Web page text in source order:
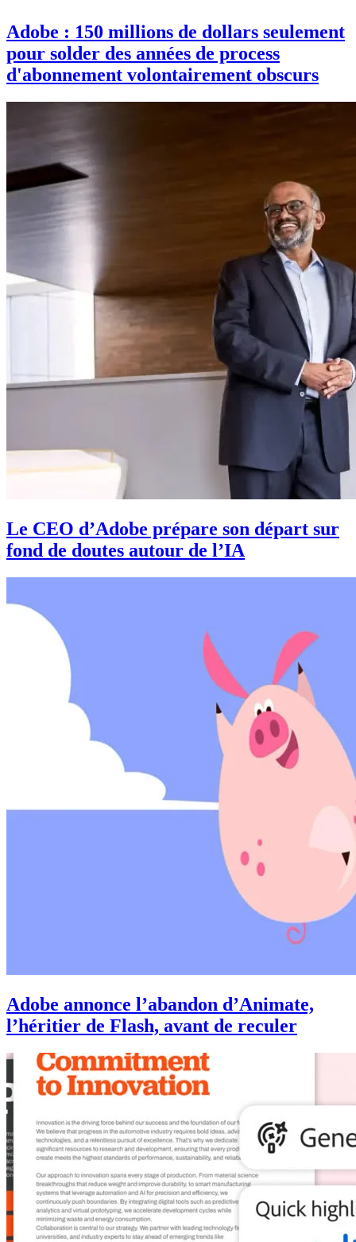
Adobe : 150 millions de dollars seulement
pour solder des années de process
d'abonnement volontairement obscurs
Le CEO d’Adobe prépare son départ sur
fond de doutes autour de l’IA
Adobe annonce l’abandon d’Animate,
l’héritier de Flash, avant de reculer